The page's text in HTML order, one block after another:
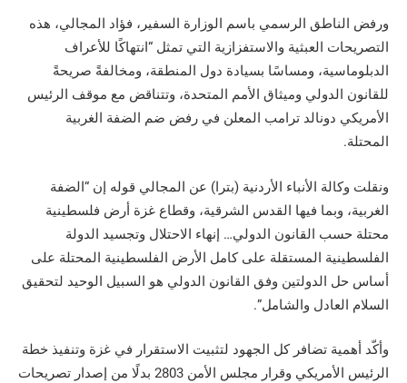
ورفض الناطق الرسمي باسم الوزارة السفير، فؤاد المجالي، هذه
التصريحات العبثية والاستفزازية التي تمثل “انتهاكًا للأعراف
الدبلوماسية، ومساسًا بسيادة دول المنطقة، ومخالفةً صريحةً
للقانون الدولي وميثاق الأمم المتحدة، وتتناقض مع موقف الرئيس
الأمريكي دونالد ترامب المعلن في رفض ضم الضفة الغربية
المحتلة.
ونقلت وكالة الأنباء الأردنية (بترا) عن المجالي قوله إن “الضفة
الغربية، وبما فيها القدس الشرقية، وقطاع غزة أرض فلسطينية
محتلة حسب القانون الدولي… إنهاء الاحتلال وتجسيد الدولة
الفلسطينية المستقلة على كامل الأرض الفلسطينية المحتلة على
أساس حل الدولتين وفق القانون الدولي هو السبيل الوحيد لتحقيق
السلام العادل والشامل”.
وأكّد أهمية تضافر كل الجهود لتثبيت الاستقرار في غزة وتنفيذ خطة
الرئيس الأمريكي وقرار مجلس الأمن 2803 بدلًا من إصدار تصريحات